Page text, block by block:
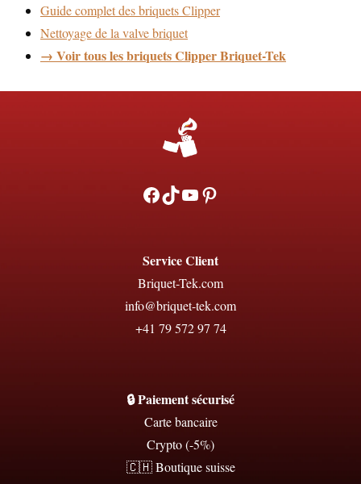
Guide complet des briquets Clipper
Nettoyage de la valve briquet
→ Voir tous les briquets Clipper Briquet-Tek
Facebook
TikTokYouTubePinterest
Service Client
Briquet-Tek.com
info@briquet-tek.com
+41 79 572 97 74
🔒 Paiement sécurisé
Carte bancaire
Crypto (-5%)
🇨🇭 Boutique suisse